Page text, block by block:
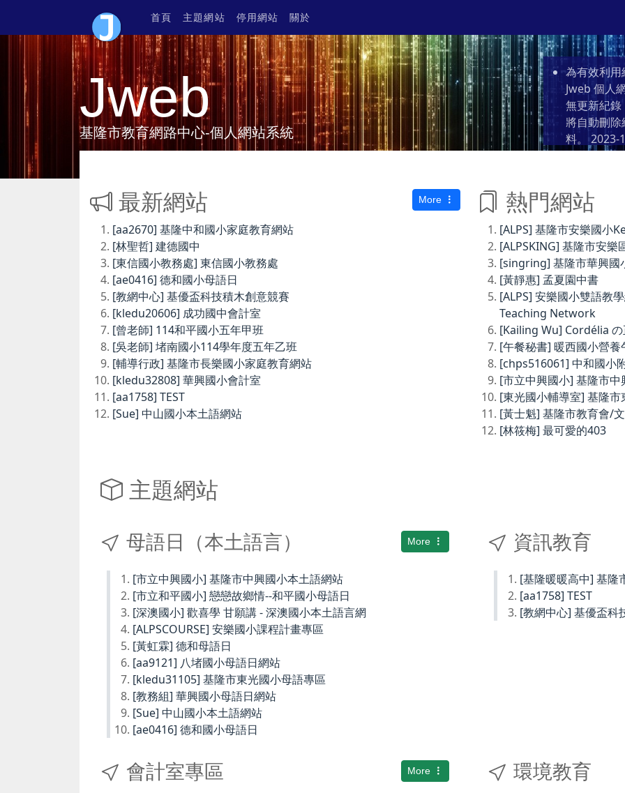
首頁 主題網站 停用網站 關於
Jweb
基隆市教育網路中心-個人網站系統
為有效利
Jweb 個人
無更新紀
將自動刪
料。 2023-
最新網站 More
[aa2670] 基隆中和國小家庭教育網站
[林聖哲] 建德國中
[東信國小教務處] 東信國小教務處
[ae0416] 德和國小母語日
[教網中心] 基優盃科技積木創意競賽
[kledu20606] 成功國中會計室
[曾老師] 114和平國小五年甲班
[吳老師] 堵南國小114學年度五年乙班
[輔導行政] 基隆市長樂國小家庭教育網站
[kledu32808] 華興國小會計室
[aa1758] TEST
[Sue] 中山國小本土語網站
熱門網站
[ALPS] 基隆市安樂國小
[ALPSKING] 基隆市安樂
[singring] 基隆市華興國
[黃靜惠] 孟夏園中書
[ALPS] 安樂國小雙語教
Teaching Network
[Kailing Wu] Cordélia
[午餐秘書] 暖西國小營養
[chps516061] 中和國小
[市立中興國小] 基隆市
[東光國小輔導室] 基隆
[黃士魁] 基隆市教育會/
[林筱梅] 最可愛的403
主題網站
More
母語日（本土語言）
[市立中興國小] 基隆市中興國小本土語網站
[市立和平國小] 戀戀故鄉情--和平國小母語日
[深澳國小] 歡喜學 甘願講 - 深澳國小本土語言網
[ALPSCOURSE] 安樂國小課程計畫專區
[黃虹霖] 德和母語日
[aa9121] 八堵國小母語日網站
[kledu31105] 基隆市東光國小母語專區
[教務組] 華興國小母語日網站
[Sue] 中山國小本土語網站
[ae0416] 德和國小母語日
資訊教育
[基隆暖暖高中] 基隆
[aa1758] TEST
[教網中心] 基優盃科
More
會計室專區 環境教育